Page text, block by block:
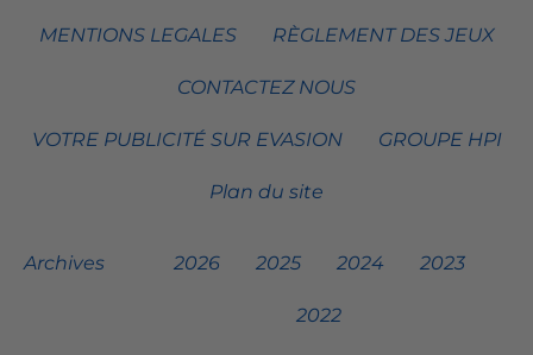
MENTIONS LEGALES RÈGLEMENT DES JEUX
CONTACTEZ NOUS
VOTRE PUBLICITÉ SUR EVASION GROUPE HPI
Plan du site
Archives 2026 2025 2024 2023
2022